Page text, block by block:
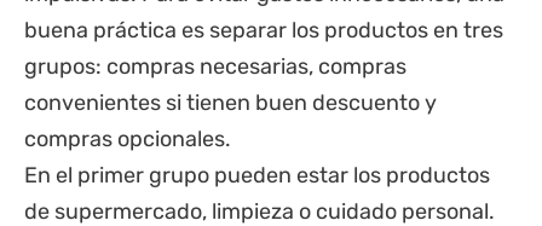
buena práctica es separar los productos en tres
grupos: compras necesarias, compras
convenientes si tienen buen descuento y
compras opcionales.
En el primer grupo pueden estar los productos
de supermercado, limpieza o cuidado personal.